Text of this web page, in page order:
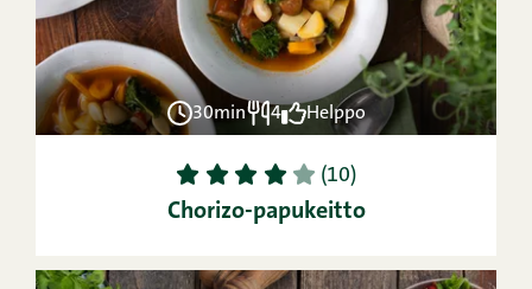
30min 4 Helppo
1 2 3 4 5 (10)
Chorizo-papukeitto